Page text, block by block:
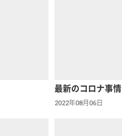
最新のコロナ事情
2022年08月06日